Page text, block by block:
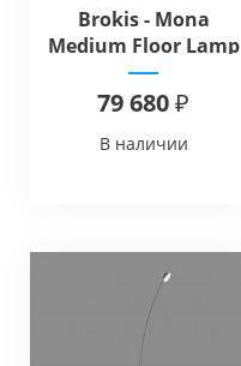
Brokis - Mona
Medium Floor Lamp
79 680 ₽
В наличии